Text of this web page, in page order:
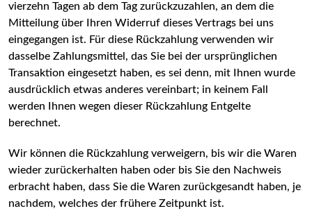
vierzehn Tagen ab dem Tag zurückzuzahlen, an dem die
Mitteilung über Ihren Widerruf dieses Vertrags bei uns
eingegangen ist. Für diese Rückzahlung verwenden wir
dasselbe Zahlungsmittel, das Sie bei der ursprünglichen
Transaktion eingesetzt haben, es sei denn, mit Ihnen wurde
ausdrücklich etwas anderes vereinbart; in keinem Fall
werden Ihnen wegen dieser Rückzahlung Entgelte
berechnet.
Wir können die Rückzahlung verweigern, bis wir die Waren
wieder zurückerhalten haben oder bis Sie den Nachweis
erbracht haben, dass Sie die Waren zurückgesandt haben, je
nachdem, welches der frühere Zeitpunkt ist.